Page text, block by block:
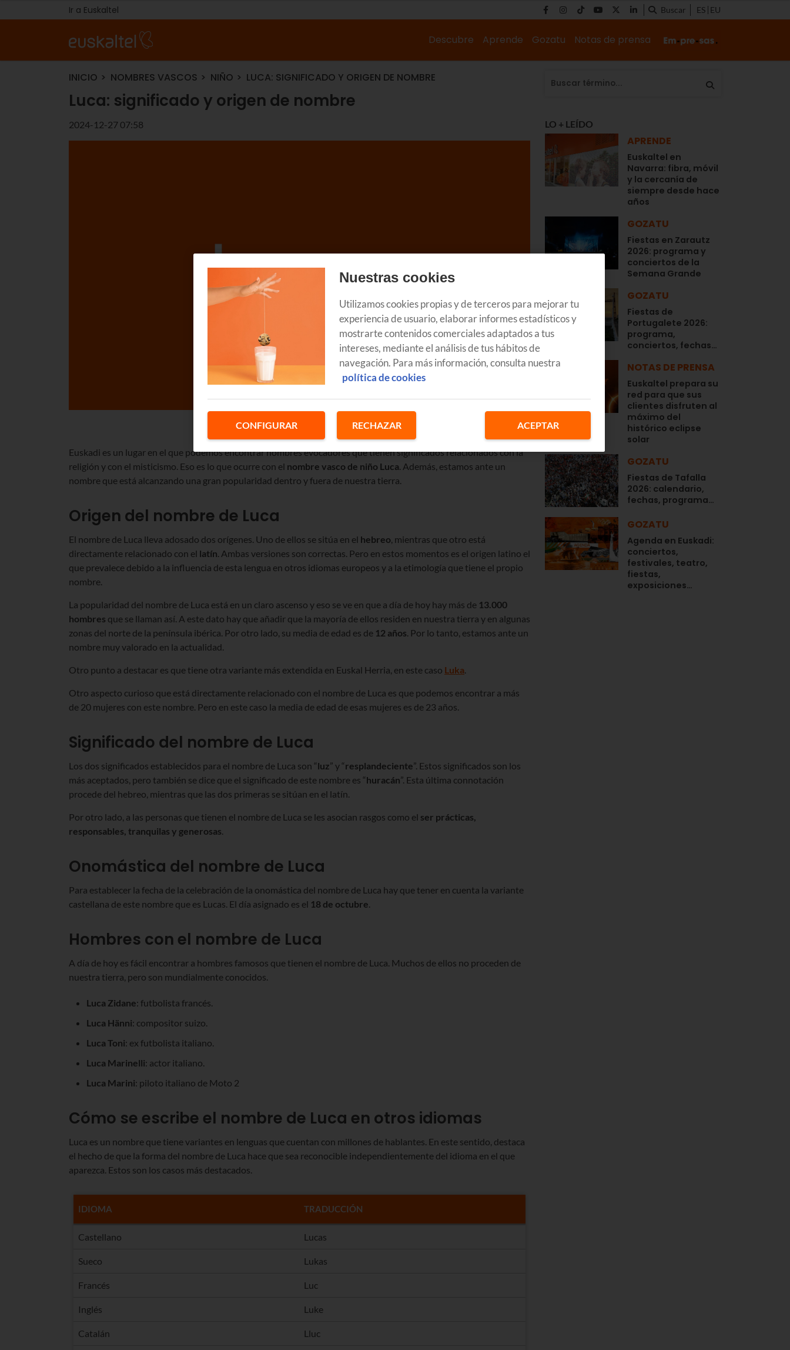
Ir a Euskaltel Buscar ES EU
Descubre Aprende Gozatu Notas de prensa
INICIO NOMBRES VASCOS NIÑO LUCA: SIGNIFICADO Y ORIGEN DE NOMBRE
Luca: significado y origen de nombre
2024-12-27 07:58
Nombre vasco Luca
Euskadi es un lugar en el que podemos encontrar nombres evocadores que tienen significados relacionados con la
religión y con el misticismo. Eso es lo que ocurre con el nombre vasco de niño Luca. Además, estamos ante un
nombre que está alcanzando una gran popularidad dentro y fuera de nuestra tierra.
Origen del nombre de Luca
El nombre de Luca lleva adosado dos orígenes. Uno de ellos se sitúa en el hebreo, mientras que otro está
directamente relacionado con el latín. Ambas versiones son correctas. Pero en estos momentos es el origen latino el
que prevalece debido a la influencia de esta lengua en otros idiomas europeos y a la etimología que tiene el propio
nombre.
La popularidad del nombre de Luca está en un claro ascenso y eso se ve en que a día de hoy hay más de 13.000
hombres que se llaman así. A este dato hay que añadir que la mayoría de ellos residen en nuestra tierra y en algunas
zonas del norte de la península ibérica. Por otro lado, su media de edad es de 12 años. Por lo tanto, estamos ante un
nombre muy valorado en la actualidad.
Otro punto a destacar es que tiene otra variante más extendida en Euskal Herria, en este caso Luka.
Otro aspecto curioso que está directamente relacionado con el nombre de Luca es que podemos encontrar a más
de 20 mujeres con este nombre. Pero en este caso la media de edad de esas mujeres es de 23 años.
Significado del nombre de Luca
Los dos significados establecidos para el nombre de Luca son “luz” y “resplandeciente”. Estos significados son los
más aceptados, pero también se dice que el significado de este nombre es “huracán”. Esta última connotación
procede del hebreo, mientras que las dos primeras se sitúan en el latín.
Por otro lado, a las personas que tienen el nombre de Luca se les asocian rasgos como el ser prácticas,
responsables, tranquilas y generosas.
Onomástica del nombre de Luca
Para establecer la fecha de la celebración de la onomástica del nombre de Luca hay que tener en cuenta la variante
castellana de este nombre que es Lucas. El día asignado es el 18 de octubre.
Hombres con el nombre de Luca
A día de hoy es fácil encontrar a hombres famosos que tienen el nombre de Luca. Muchos de ellos no proceden de
nuestra tierra, pero son mundialmente conocidos.
Luca Zidane: futbolista francés.
Luca Hänni: compositor suizo.
Luca Toni: ex futbolista italiano.
Luca Marinelli: actor italiano.
Luca Marini: piloto italiano de Moto 2
Cómo se escribe el nombre de Luca en otros idiomas
Luca es un nombre que tiene variantes en lenguas que cuentan con millones de hablantes. En este sentido, destaca
el hecho de que la forma del nombre de Luca hace que sea reconocible independientemente del idioma en el que
aparezca. Estos son los casos más destacados.
IDIOMA TRADUCCIÓN
Castellano Lucas
Sueco Lukas
Francés Luc
Inglés Luke
Catalán Lluc
LO + LEÍDO
APRENDE
Euskaltel en
Navarra: fibra, móvil
y la cercanía de
siempre desde hace
años
GOZATU
Fiestas en Zarautz
2026: programa y
conciertos de la
Semana Grande
GOZATU
Fiestas de
Portugalete 2026:
programa,
conciertos, fechas…
NOTAS DE PRENSA
Euskaltel prepara su
red para que sus
clientes disfruten al
máximo del
histórico eclipse
solar
GOZATU
Fiestas de Tafalla
2026: calendario,
fechas, programa…
GOZATU
Agenda en Euskadi:
conciertos,
festivales, teatro,
fiestas,
exposiciones…
Nuestras cookies
Utilizamos cookies propias y de terceros para mejorar tu
experiencia de usuario, elaborar informes estadísticos y
mostrarte contenidos comerciales adaptados a tus
intereses, mediante el análisis de tus hábitos de
navegación. Para más información, consulta nuestra
política de cookies
CONFIGURAR RECHAZAR ACEPTAR